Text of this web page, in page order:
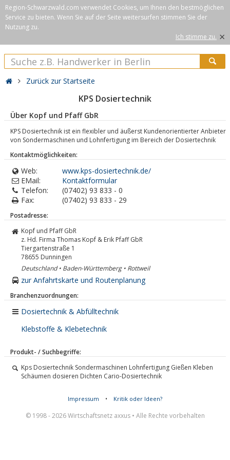
Region-Schwarzwald.com verwendet Cookies, um Ihnen den bestmöglichen
Service zu bieten. Wenn Sie auf der Seite weitersurfen stimmen Sie der
Nutzung zu.
Ich stimme zu. ×
Zurück zur Startseite
KPS Dosiertechnik
Über Kopf und Pfaff GbR
KPS Dosiertechnik ist ein flexibler und äußerst Kundenorientierter Anbieter
von Sondermaschinen und Lohnfertigung im Bereich der Dosiertechnik
Kontaktmöglichkeiten:
Web:
www.kps-dosiertechnik.de/
EMail:
Kontaktformular
Telefon:
(07402) 93 833 - 0
Fax:
(07402) 93 833 - 29
Postadresse:
Kopf und Pfaff GbR
z. Hd. Firma Thomas Kopf & Erik Pfaff GbR
Tiergartenstraße 1
78655 Dunningen
Deutschland • Baden-Württemberg • Rottweil
zur Anfahrtskarte und Routenplanung
Branchenzuordnungen:
Dosiertechnik & Abfülltechnik
Klebstoffe & Klebetechnik
Produkt- / Suchbegriffe:
Kps Dosiertechnik Sondermaschinen Lohnfertigung Gießen Kleben
Schäumen dosieren Dichten Cario-Dosiertechnik
Impressum • Kritik oder Ideen?
© 1998 - 2026 Wirtschaftsnetz axxus • Alle Rechte vorbehalten